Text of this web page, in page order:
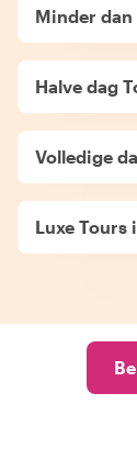
Minder dan
Halve dag
Volledige
Luxe Tours